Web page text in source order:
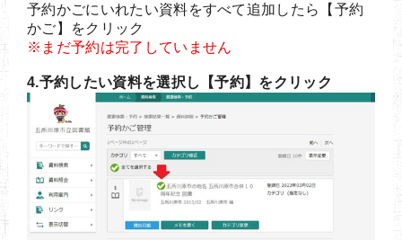
予約かごにいれたい資料をすべて追加したら【予約
かご】をクリック
※まだ予約は完了していません
4.予約したい資料を選択し【予約】をクリック